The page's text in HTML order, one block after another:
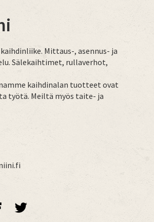
Mittaus-, asennus- ja
Sälekaihtimet, rullaverhot,
kaihdinalan tuotteet ovat
työtä. Meiltä myös taite- ja
twitterbird